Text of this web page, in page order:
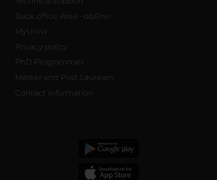
Back office Area - dbErw
MyUnivr
Privacy policy
PhD Programmes
Master and Post Lauream
Contact information